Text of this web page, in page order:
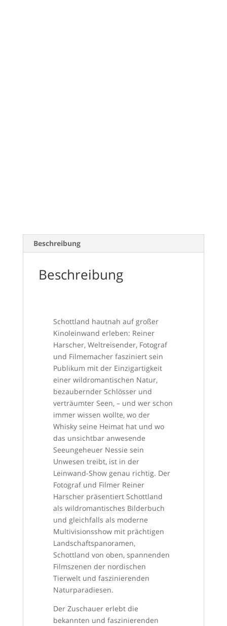
Beschreibung
Beschreibung
Schottland hautnah auf großer
Kinoleinwand erleben: Reiner
Harscher, Weltreisender, Fotograf
und Filmemacher fasziniert sein
Publikum mit der Einzigartigkeit
einer wildromantischen Natur,
bezaubernder Schlösser und
verträumter Seen, – und wer schon
immer wissen wollte, wo der
Whisky seine Heimat hat und wo
das unsichtbar anwesende
Seeungeheuer Nessie sein
Unwesen treibt, ist in der
Leinwand-Show genau richtig. Der
Fotograf und Filmer Reiner
Harscher präsentiert Schottland
als wildromantisches Bilderbuch
und gleichfalls als moderne
Multivisionsshow mit prächtigen
Landschaftspanoramen,
Schottland von oben, spannenden
Filmszenen der nordischen
Tierwelt und faszinierenden
Naturparadiesen.
Der Zuschauer erlebt die
bekannten und faszinierenden